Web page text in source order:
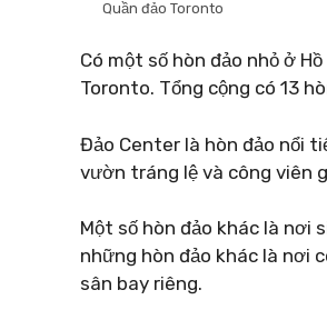
Quần đảo Toronto
Có một số hòn đảo nhỏ ở
Toronto. Tổng cộng có 13
Đảo Center là hòn đảo nổi
vườn tráng lệ và công viên
Một số hòn đảo khác là nơi
những hòn đảo khác là nơi
sân bay riêng.